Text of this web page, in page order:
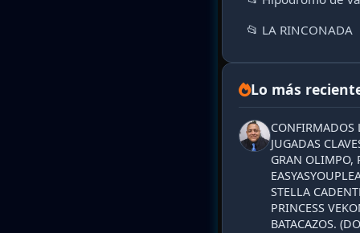
📂 LA RINCONADA
Lo más
CONFIRMADOS
JUGADAS
GRAN OLIMPO,
STELLA
PRINCESS
BATACAZOS.